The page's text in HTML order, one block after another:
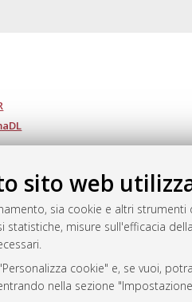
sito web
sia cookie e altri
misure sull'efficacia
cookie" e, se vuoi,
nella sezione